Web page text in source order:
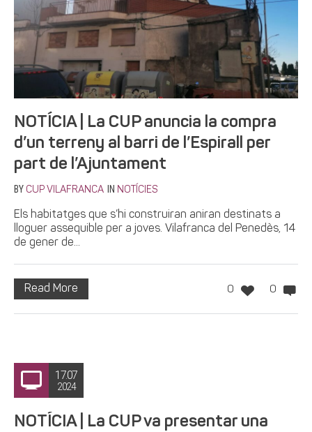
NOTÍCIA | La CUP anuncia la compra
d’un terreny al barri de l’Espirall per
part de l’Ajuntament
BY CUP VILAFRANCA IN NOTÍCIES
Els habitatges que s’hi construiran aniran destinats a
lloguer assequible per a joves. Vilafranca del Penedès, 14
de gener de...
0 0
Read More
17.07
2024
NOTÍCIA | La CUP va presentar una